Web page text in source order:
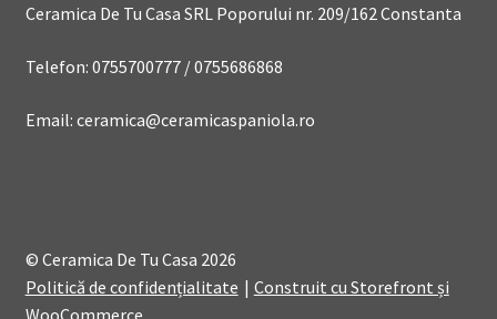
Ceramica De Tu Casa SRL Poporului nr. 209/162 Constanta
Telefon: 0755700777 / 0755686868
Email: ceramica@ceramicaspaniola.ro
© Ceramica De Tu Casa 2026
Politică de confidențialitate
Construit cu Storefront și
WooCommerce